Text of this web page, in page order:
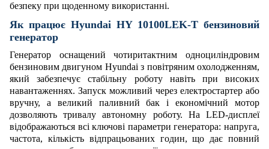
безпеку при щоденному використанні.
Як працює Hyundai HY 10100LEK-T бензиновий
генератор
Генератор оснащенийчотиритактним одноциліндровим
бензиновим двигуном Hyundai з повітряним охолодженням,
який забезпечує стабільну роботу навіть при високих
навантаженнях. Запуск можливий через електростартер або
вручну, а великий паливний бак і економічний мотор
дозволяють тривалу автономну роботу. На LED-дисплеї
відображаються всі ключові параметри генератора: напруга,
частота, кількість відпрацьованих годин, що дає повний